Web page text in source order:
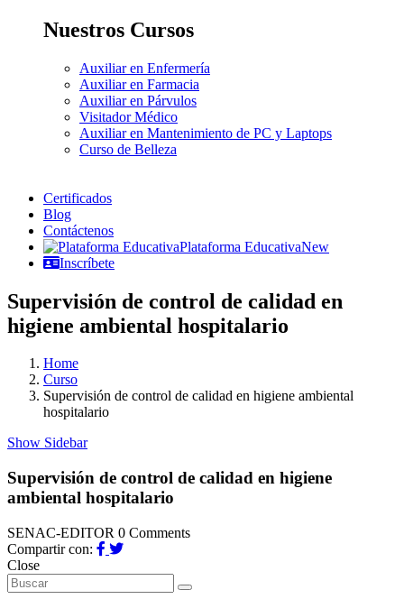
Nuestros Cursos
Auxiliar en Enfermería
Auxiliar en Farmacia
Auxiliar en Párvulos
Visitador Médico
Auxiliar en Mantenimiento de PC y Laptops
Curso de Belleza
Certificados
Blog
Contáctenos
Plataforma EducativaNew
Inscríbete
Supervisión de control de calidad en
higiene ambiental hospitalario
Home
Curso
Supervisión de control de calidad en higiene ambiental
hospitalario
Show Sidebar
Supervisión de control de calidad en higiene
ambiental hospitalario
SENAC-EDITOR 0 Comments
Compartir con:
Close